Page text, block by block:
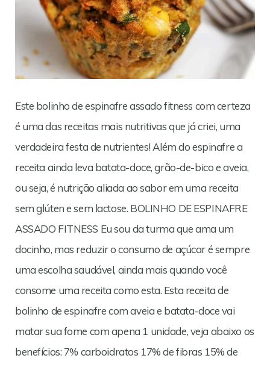
Este bolinho de espinafre assado fitness com certeza
é uma das receitas mais nutritivas que já criei, uma
verdadeira festa de nutrientes! Além do espinafre a
receita ainda leva batata-doce, grão-de-bico e aveia,
ou seja, é nutrição aliada ao sabor em uma receita
sem glúten e sem lactose. BOLINHO DE ESPINAFRE
ASSADO FITNESS Eu sou da turma que ama um
docinho, mas reduzir o consumo de açúcar é sempre
uma escolha saudável, ainda mais quando você
consome uma receita como esta. Esta receita de
bolinho de espinafre com aveia e batata-doce vai
matar sua fome com apena 1 unidade, veja abaixo os
benefícios: 7% carboidratos 17% de fibras 15% de